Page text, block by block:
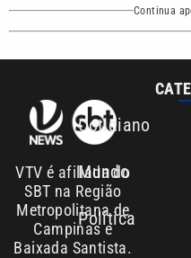
Continua
VTV é afiliada do
SBT na Região
Metropolitana de
Campinas e
Baixada Santista.
Cotidiano
Mundo
Política